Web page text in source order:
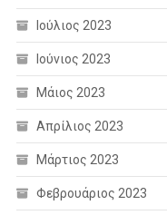
Ιούλιος 2023
Ιούνιος 2023
Μάιος 2023
Απρίλιος 2023
Μάρτιος 2023
Φεβρουάριος 2023